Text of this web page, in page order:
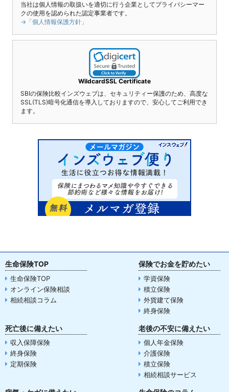
当社は個人情報の取扱いを適切に行う企業としてプライバシーマー
クの使用を認められた認定事業者です。
→「個人情報保護方針」
WildcardSSL Certificate
SBIの保険比較インズウェブは、セキュリティー保護のため、高度な
SSL(TLS)暗号化通信を導入しておりますので、安心してご利用でき
ます。
生命保険TOP
生命保険TOP
オンライン保険相談
相続相談コラム
保険でお金を貯めたい
学資保険
積立保険
外貨建て保険
終身保険
死亡後に備えたい
収入保障保険
終身保険
定期保険
老後の不安に備えたい
個人年金保険
介護保険
積立保険
相続相談サービス